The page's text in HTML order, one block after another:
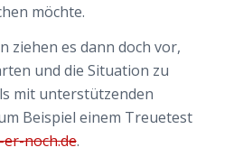
möchte.
ziehen es dann doch vor,
und die Situation zu
mit unterstützenden
Beispiel einem Treuetest
noch.de.